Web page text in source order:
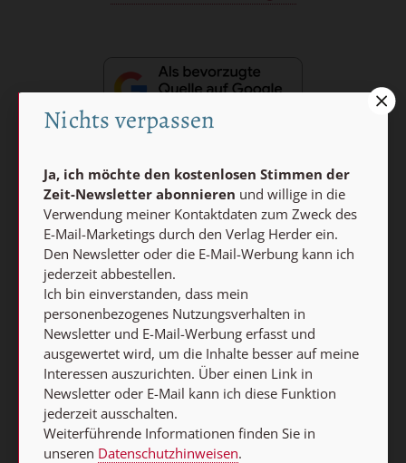
Nach oben
Nichts verpassen
Ja, ich möchte den kostenlosen Stimmen der
Zeit-Newsletter abonnieren und willige in die
Verwendung meiner Kontaktdaten zum Zweck des
E-Mail-Marketings durch den Verlag Herder ein.
Den Newsletter oder die E-Mail-Werbung kann ich
jederzeit abbestellen.
Ich bin einverstanden, dass mein
personenbezogenes Nutzungsverhalten in
Newsletter und E-Mail-Werbung erfasst und
ausgewertet wird, um die Inhalte besser auf meine
Interessen auszurichten. Über einen Link in
Newsletter oder E-Mail kann ich diese Funktion
jederzeit ausschalten.
Weiterführende Informationen finden Sie in
unseren Datenschutzhinweisen.